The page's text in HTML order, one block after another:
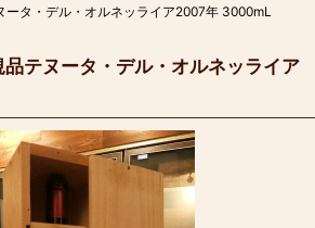
ータ・デル・オルネッライア2007年 3000mL
テヌータ・デル・オルネッライア